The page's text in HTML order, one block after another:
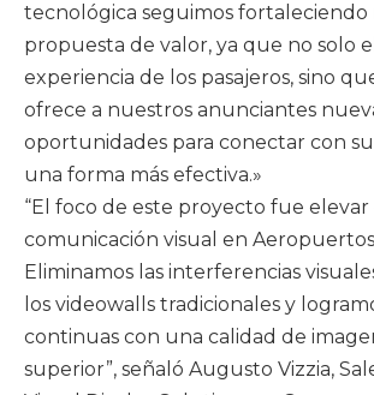
tecnológica seguimos fortaleciendo
propuesta de valor, ya que no solo
experiencia de los pasajeros, sino
ofrece a nuestros anunciantes
oportunidades para conectar con
una forma más efectiva.»
“El foco de este proyecto fue
comunicación visual en
Eliminamos las interferencias
los videowalls tradicionales y
continuas con una calidad de
superior”, señaló Augusto Vizzia,